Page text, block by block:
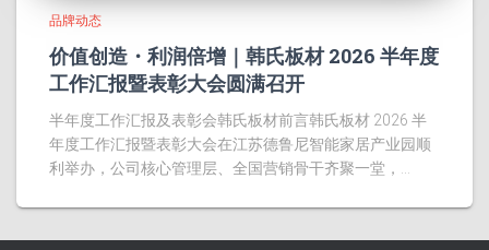
品牌动态
价值创造・利润倍增｜韩氏板材 2026 半年度
工作汇报暨表彰大会圆满召开
半年度工作汇报及表彰会韩氏板材前言韩氏板材 2026 半
年度工作汇报暨表彰大会在江苏德鲁尼智能家居产业园顺
利举办，公司核心管理层、全国营销骨干齐聚一堂，…